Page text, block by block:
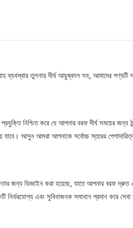
ব্যবস্থার তুলনায় দীর্ঘ আয়ুষ্কাল সহ, আমাদের পণ্যটি
নিশ্চিত করে যে আপনার বরফ দীর্ঘ সময়ের জন্য
আসুন আমরা আপনাকে সর্বোচ্চ স্তরের
জন্য ডিজাইন করা হয়েছে, যাতে আপনার বরফ দ্রুত
নির্ভরযোগ্য এবং সুবিধাজনক সমাধান প্রদান করে